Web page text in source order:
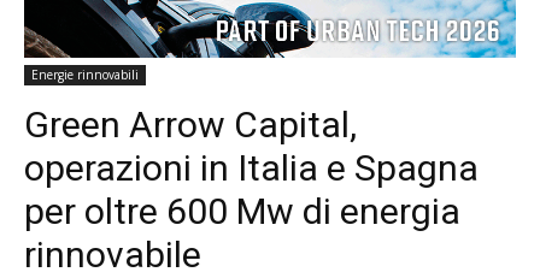
Energie rinnovabili
Green Arrow Capital,
operazioni in Italia e Spagna
per oltre 600 Mw di energia
rinnovabile